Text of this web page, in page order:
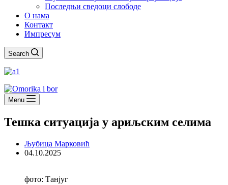
Последњи сведоци слободе
О нама
Контакт
Импресум
Search
Menu
Тешка ситуација у ариљским селима
Љубица Марковић
04.10.2025
фото: Танјуг